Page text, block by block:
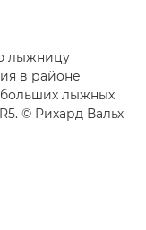
лыжницу
в районе
лыжных
© Рихард Вальх